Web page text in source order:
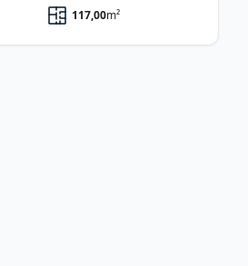
117,00m²